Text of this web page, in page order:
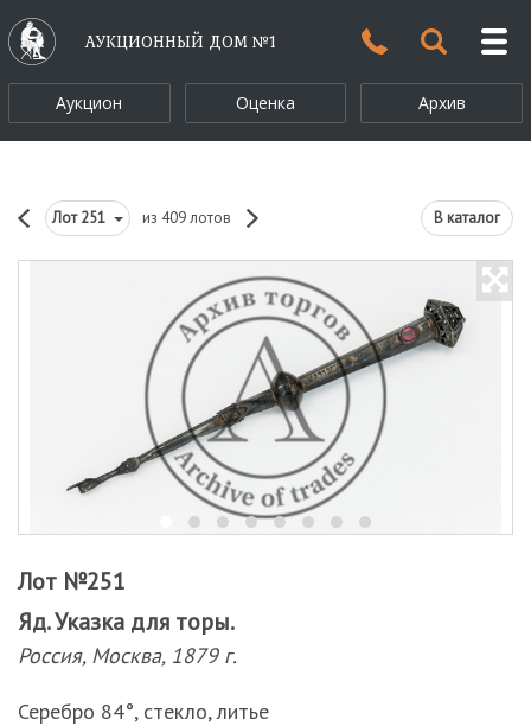
АУКЦИОННЫЙ ДОМ №1
Аукцион Оценка Архив
Лот251 из 409 лотов В каталог
Лот №251
Яд. Указка для торы.
Россия, Москва, 1879 г.
Серебро 84°, стекло, литье